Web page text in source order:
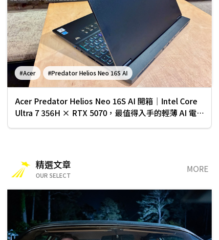
#Acer #Predator Helios Neo 16S AI
Acer Predator Helios Neo 16S AI 開箱｜Intel Core
Ultra 7 356H × RTX 5070，最值得入手的輕薄 AI 電
精選文章
OUR SELECT
MORE